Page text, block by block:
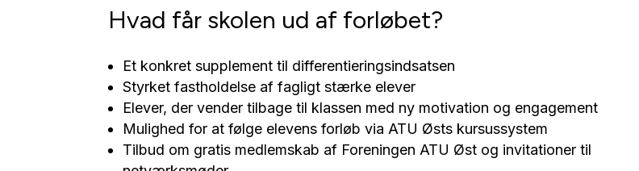
Hvad får skolen ud af forløbet?
Et konkret supplement til differentieringsindsatsen
Styrket fastholdelse af fagligt stærke elever
Elever, der vender tilbage til klassen med ny motivation og engagement
Mulighed for at følge elevens forløb via ATU Østs kursussystem
Tilbud om gratis medlemskab af Foreningen ATU Øst og invitationer til